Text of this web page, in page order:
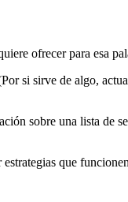
ofrecer para esa
si sirve de algo,
sobre una lista de
que